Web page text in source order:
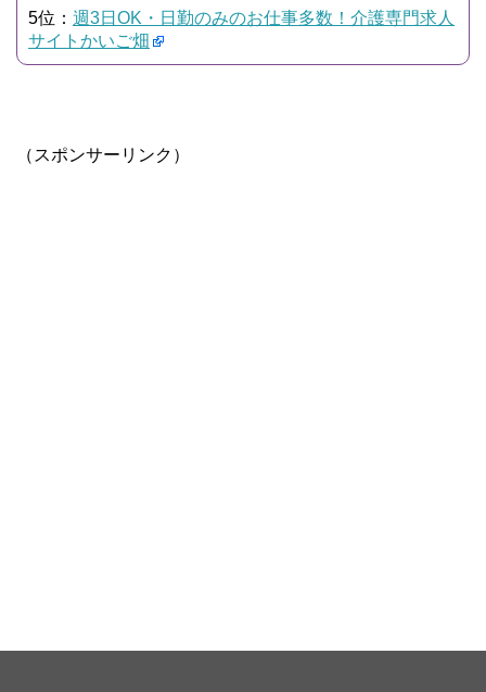
5位： 週3日OK・日勤のみのお仕事多数！介護専門求人
サイトかいご畑
（スポンサーリンク）